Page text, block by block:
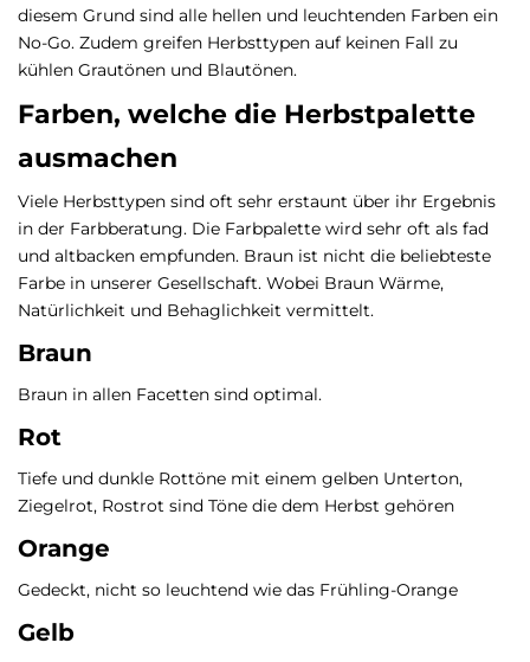
diesem Grund sind alle hellen und leuchtenden Farben ein
No-Go. Zudem greifen Herbsttypen auf keinen Fall zu
kühlen Grautönen und Blautönen.
Farben, welche die Herbstpalette
ausmachen
Viele Herbsttypen sind oft sehr erstaunt über ihr Ergebnis
in der Farbberatung. Die Farbpalette wird sehr oft als fad
und altbacken empfunden. Braun ist nicht die beliebteste
Farbe in unserer Gesellschaft. Wobei Braun Wärme,
Natürlichkeit und Behaglichkeit vermittelt.
Braun
Braun in allen Facetten sind optimal.
Rot
Tiefe und dunkle Rottöne mit einem gelben Unterton,
Ziegelrot, Rostrot sind Töne die dem Herbst gehören
Orange
Gedeckt, nicht so leuchtend wie das Frühling-Orange
Gelb